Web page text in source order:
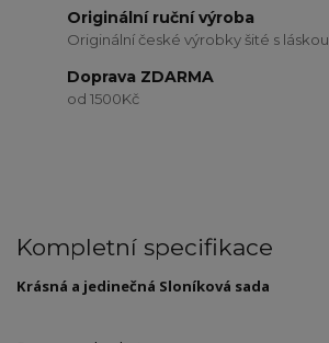
Originální ruční výroba
Originální české výrobky šité s láskou.
Doprava ZDARMA
od 1500Kč
Kompletní specifikace
Krásná a jedinečná Sloníková sada